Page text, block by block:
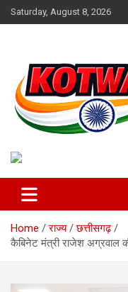
Skip
to
Saturday, August 8, 2026
kotwar.in
Home राज्य
छत्तीसगढ़
कैबिनेट मंत्री राजेश अग्रवाल